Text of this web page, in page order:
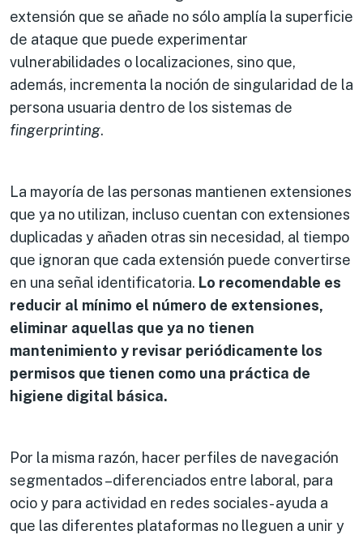
extensión que se añade no sólo amplía la superficie
de ataque que puede experimentar
vulnerabilidades o localizaciones, sino que,
además, incrementa la noción de singularidad de la
persona usuaria dentro de los sistemas de
fingerprinting.
La mayoría de las personas mantienen extensiones
que ya no utilizan, incluso cuentan con extensiones
duplicadas y añaden otras sin necesidad, al tiempo
que ignoran que cada extensión puede convertirse
en una señal identificatoria. Lo recomendable es
reducir al mínimo el número de extensiones,
eliminar aquellas que ya no tienen
mantenimiento y revisar periódicamente los
permisos que tienen como una práctica de
higiene digital básica.
Por la misma razón, hacer perfiles de navegación
segmentados –diferenciados entre laboral, para
ocio y para actividad en redes sociales- ayuda a
que las diferentes plataformas no lleguen a unir y